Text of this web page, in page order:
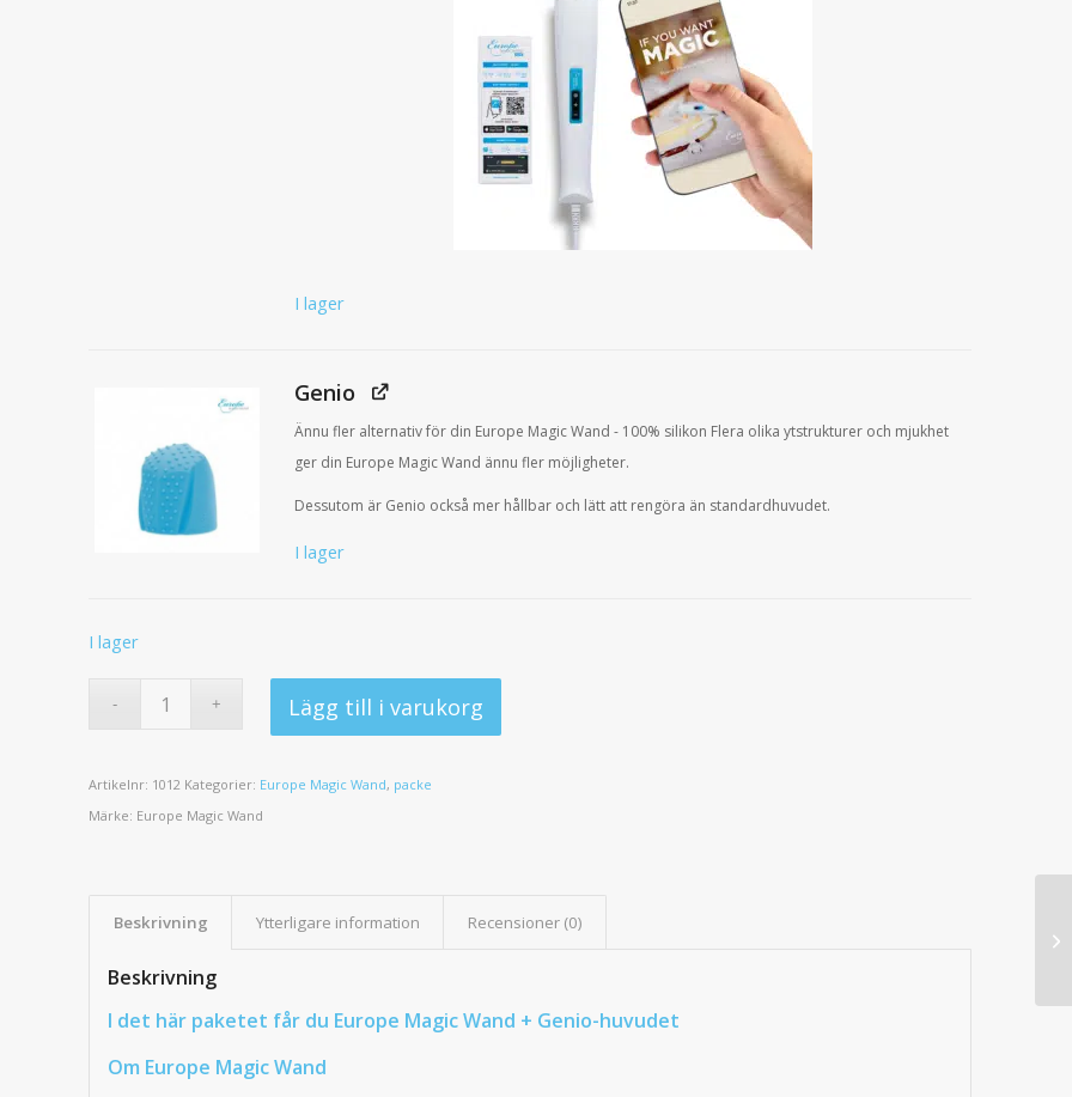
I lager
Genio
Ännu fler alternativ för din Europe Magic Wand - 100% silikon Flera olika ytstrukturer och mjukhet
ger din Europe Magic Wand ännu fler möjligheter.
Dessutom är Genio också mer hållbar och lätt att rengöra än standardhuvudet.
I lager
I lager
Lägg till i varukorg
Artikelnr: 1012 Kategorier: Europe Magic Wand, packe
Märke: Europe Magic Wand
Beskrivning Ytterligare information Recensioner (0)
Beskrivning
I det här paketet får du Europe Magic Wand + Genio-huvudet
Om Europe Magic Wand